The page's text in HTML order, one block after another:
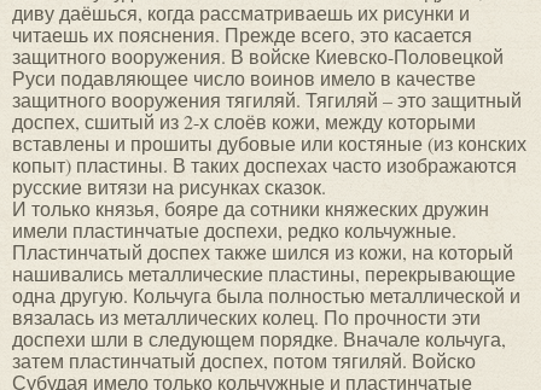
диву даёшься, когда рассматриваешь их рисунки и
читаешь их пояснения. Прежде всего, это касается
защитного вооружения. В войске Киевско-Половецкой
Руси подавляющее число воинов имело в качестве
защитного вооружения тягиляй. Тягиляй – это защитный
доспех, сшитый из 2-х слоёв кожи, между которыми
вставлены и прошиты дубовые или костяные (из конских
копыт) пластины. В таких доспехах часто изображаются
русские витязи на рисунках сказок.
И только князья, бояре да сотники княжеских дружин
имели пластинчатые доспехи, редко кольчужные.
Пластинчатый доспех также шился из кожи, на который
нашивались металлические пластины, перекрывающие
одна другую. Кольчуга была полностью металлической и
вязалась из металлических колец. По прочности эти
доспехи шли в следующем порядке. Вначале кольчуга,
затем пластинчатый доспех, потом тягиляй. Войско
Субудая имело только кольчужные и пластинчатые